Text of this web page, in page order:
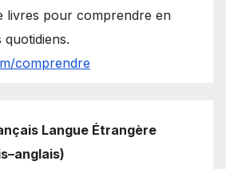
livres pour comprendre en
quotidiens.
comprendre
Langue Étrangère